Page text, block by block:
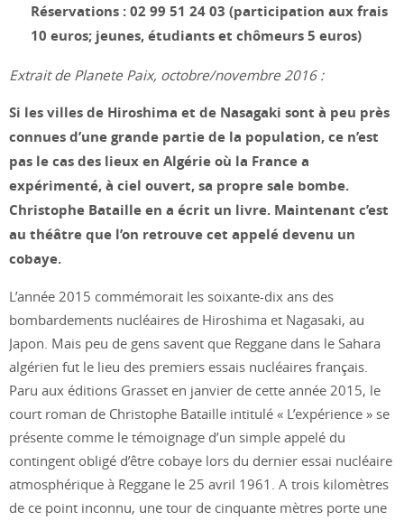
Réservations : 02 99 51 24 03 (participation aux frais
10 euros; jeunes, étudiants et chômeurs 5 euros)
Extrait de Planete Paix, octobre/novembre 2016 :
Si les villes de Hiroshima et de Nasagaki sont à peu près
connues d’une grande partie de la population, ce n’est
pas le cas des lieux en Algérie où la France a
expérimenté, à ciel ouvert, sa propre sale bombe.
Christophe Bataille en a écrit un livre. Maintenant c’est
au théâtre que l’on retrouve cet appelé devenu un
cobaye.
L’année 2015 commémorait les soixante-dix ans des
bombardements nucléaires de Hiroshima et Nagasaki, au
Japon. Mais peu de gens savent que Reggane dans le Sahara
algérien fut le lieu des premiers essais nucléaires français.
Paru aux éditions Grasset en janvier de cette année 2015, le
court roman de Christophe Bataille intitulé « L’expérience » se
présente comme le témoignage d’un simple appelé du
contingent obligé d’être cobaye lors du dernier essai nucléaire
atmosphérique à Reggane le 25 avril 1961. A trois kilomètres
de ce point inconnu, une tour de cinquante mètres porte une